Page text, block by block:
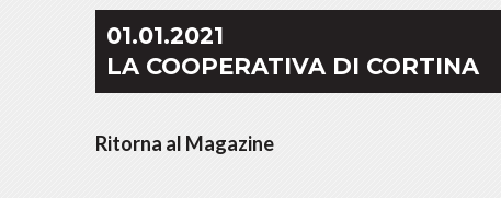
01.01.2021
LA COOPERATIVA DI CORTINA
Ritorna al Magazine